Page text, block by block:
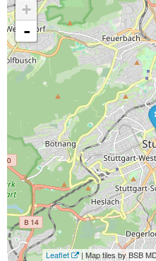
+
-
Leaflet
| Map tiles by BSB